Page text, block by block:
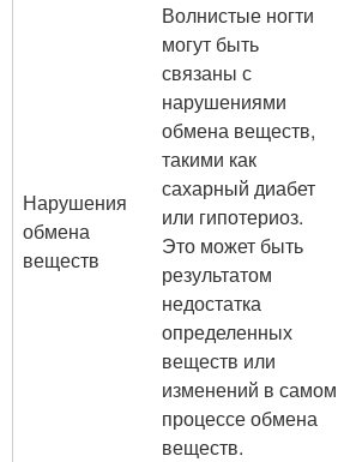
Нарушения
обмена
веществ
Волнистые ногти
могут быть
связаны с
нарушениями
обмена веществ,
такими как
сахарный диабет
или гипотериоз.
Это может быть
результатом
недостатка
определенных
веществ или
изменений в самом
процессе обмена
веществ.